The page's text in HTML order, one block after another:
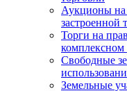
Аукционы на
застроенной
Торги на
комплексном
Свободные
Земельные